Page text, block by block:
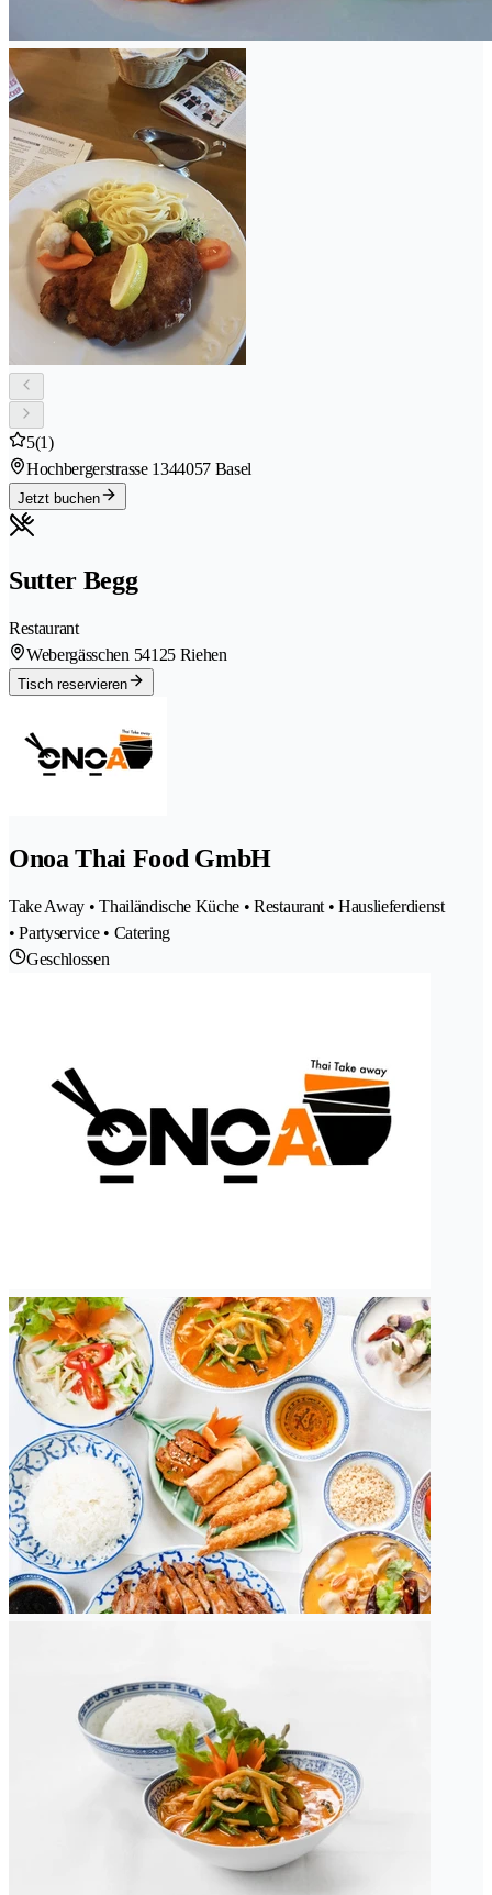
5(1)
Hochbergerstrasse 1344057 Basel
Jetzt buchen
Sutter Begg
Restaurant
Webergässchen 54125 Riehen
Tisch reservieren
Onoa Thai Food GmbH
Take Away • Thailändische Küche • Restaurant • Hauslieferdienst
• Partyservice • Catering
Geschlossen